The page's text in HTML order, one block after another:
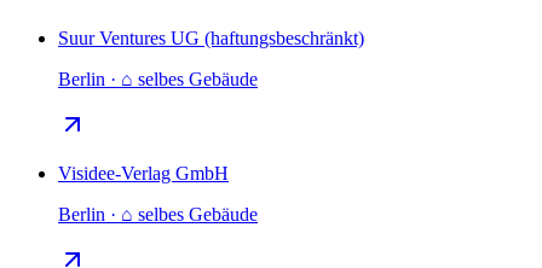
Suur Ventures UG (haftungsbeschränkt)
Berlin · ⌂ selbes Gebäude
Visidee-Verlag GmbH
Berlin · ⌂ selbes Gebäude